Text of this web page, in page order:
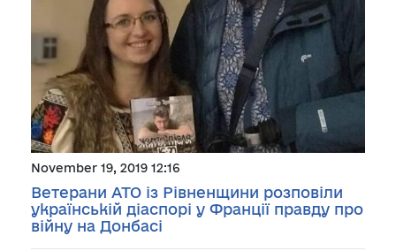
November 19, 2019 12:16
Ветерани АТО із Рівненщини розповіли
українській діаспорі у Франції правду про
війну на Донбасі